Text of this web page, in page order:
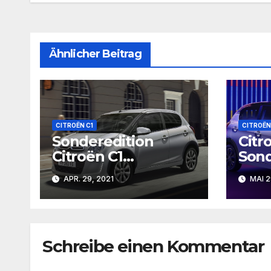
Ähnlicher Beitrag
CITROËN C1
Sonderedition
Citroën C1
Millenium
APR. 29, 2021
CITROËN
MAI
Schreibe einen Kommentar